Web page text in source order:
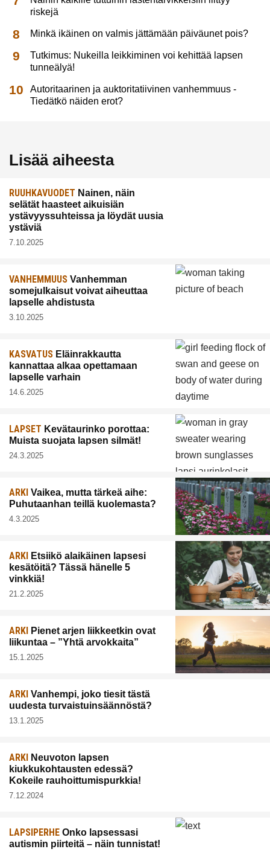
riskejä
Minkä ikäinen on valmis jättämään päiväunet pois?
Tutkimus: Nukeilla leikkiminen voi kehittää lapsen
tunneälyä!
Autoritaarinen ja auktoritatiivinen vanhemmuus -
Tiedätkö näiden erot?
Lisää aiheesta
RUUHKAVUODET Nainen, näin
selätät haasteet aikuisiän
ystävyyssuhteissa ja löydät uusia
ystäviä
7.10.2025
VANHEMMUUS Vanhemman
somejulkaisut voivat aiheuttaa
lapselle ahdistusta
3.10.2025
KASVATUS Eläinrakkautta
kannattaa alkaa opettamaan
lapselle varhain
14.6.2025
LAPSET Kevätaurinko porottaa:
Muista suojata lapsen silmät!
24.3.2025
ARKI Vaikea, mutta tärkeä aihe:
Puhutaanhan teillä kuolemasta?
4.3.2025
ARKI Etsiikö alaikäinen lapsesi
kesätöitä? Tässä hänelle 5
vinkkiä!
21.2.2025
ARKI Pienet arjen liikkeetkin ovat
liikuntaa – ”Yhtä arvokkaita”
15.1.2025
ARKI Vanhempi, joko tiesit tästä
uudesta turvaistuinsäännöstä?
13.1.2025
ARKI Neuvoton lapsen
kiukkukohtausten edessä?
Kokeile rauhoittumispurkkia!
7.12.2024
LAPSIPERHE Onko lapsessasi
autismin piirteitä – näin tunnistat!